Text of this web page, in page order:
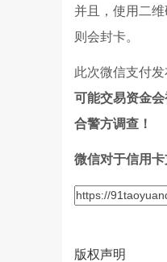
并且，使用二
则会封卡。
此次微信支付
可能交易资金
合警方调查！
微信对于信用
版权声明